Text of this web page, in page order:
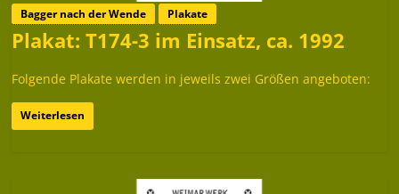
Bagger nach der Wende Plakate
Plakat: T174-3 im Einsatz, ca. 1992
Folgende Plakate werden in jeweils zwei Größen angeboten:
Weiterlesen